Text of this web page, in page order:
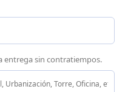
entrega sin contratiempos.